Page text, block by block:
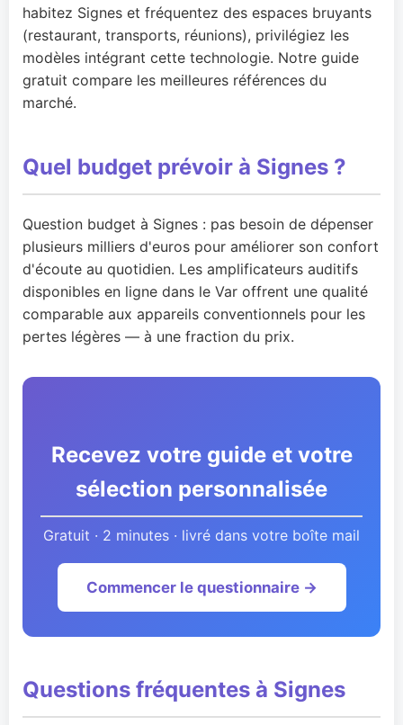
habitez Signes et fréquentez des espaces bruyants
(restaurant, transports, réunions), privilégiez les
modèles intégrant cette technologie. Notre guide
gratuit compare les meilleures références du
marché.
Quel budget prévoir à Signes ?
Question budget à Signes : pas besoin de dépenser
plusieurs milliers d'euros pour améliorer son confort
d'écoute au quotidien. Les amplificateurs auditifs
disponibles en ligne dans le Var offrent une qualité
comparable aux appareils conventionnels pour les
pertes légères — à une fraction du prix.
Recevez votre guide et votre
sélection personnalisée
Gratuit · 2 minutes · livré dans votre boîte mail
Commencer le questionnaire →
Questions fréquentes à Signes